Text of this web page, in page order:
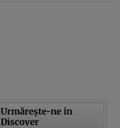
Urmărește-ne in
Discover